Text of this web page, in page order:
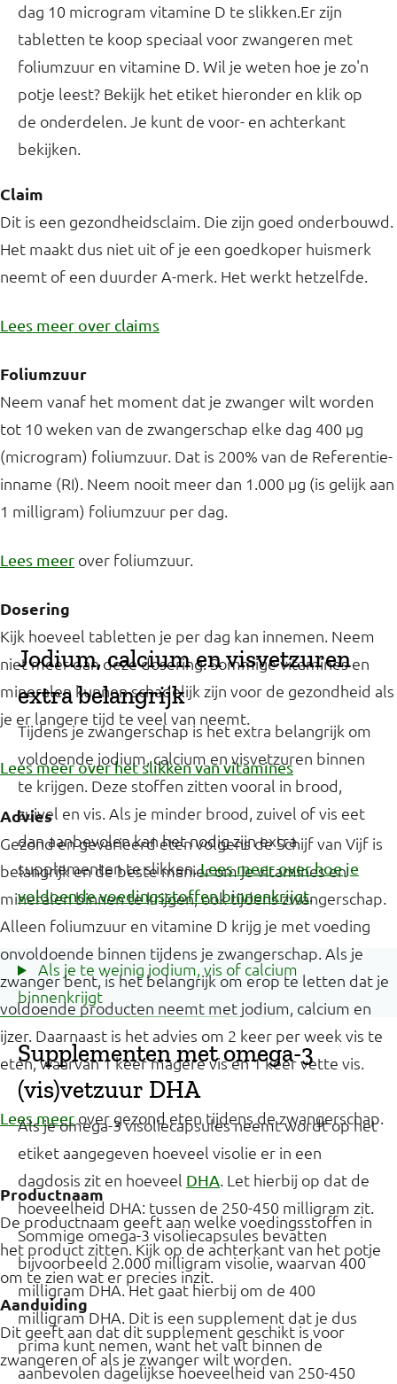
dag 10 microgram vitamine D te slikken.Er zijn
tabletten te koop speciaal voor zwangeren met
foliumzuur en vitamine D. Wil je weten hoe je zo'n
potje leest? Bekijk het etiket hieronder en klik op
de onderdelen. Je kunt de voor- en achterkant
bekijken.
Claim
Dit is een gezondheidsclaim. Die zijn goed onderbouwd.
Het maakt dus niet uit of je een goedkoper huismerk
neemt of een duurder A-merk. Het werkt hetzelfde.
Lees meer over claims
Foliumzuur
Neem vanaf het moment dat je zwanger wilt worden
tot 10 weken van de zwangerschap elke dag 400 µg
(microgram) foliumzuur. Dat is 200% van de Referentie-
inname (RI). Neem nooit meer dan 1.000 µg (is gelijk aan
1 milligram) foliumzuur per dag.
Lees meer over foliumzuur.
Dosering
Kijk hoeveel tabletten je per dag kan innemen. Neem
niet meer dan deze dosering. Sommige vitamines en
mineralen kunnen schadelijk zijn voor de gezondheid als
je er langere tijd te veel van neemt.
Lees meer over het slikken van vitamines
Advies
Gezond en gevarieerd eten volgens de Schijf van Vijf is
belangrijk en de beste manier om je vitamines en
mineralen binnen te krijgen, ook tijdens zwangerschap.
Alleen foliumzuur en vitamine D krijg je met voeding
onvoldoende binnen tijdens je zwangerschap. Als je
zwanger bent, is het belangrijk om erop te letten dat je
voldoende producten neemt met jodium, calcium en
ijzer. Daarnaast is het advies om 2 keer per week vis te
eten, waarvan 1 keer magere vis en 1 keer vette vis.
Lees meer over gezond eten tijdens de zwangerschap.
Productnaam
De productnaam geeft aan welke voedingsstoffen in
het product zitten. Kijk op de achterkant van het potje
om te zien wat er precies inzit.
Aanduiding
Dit geeft aan dat dit supplement geschikt is voor
zwangeren of als je zwanger wilt worden.
Jodium, calcium en visvetzuren
extra belangrijk
Tijdens je zwangerschap is het extra belangrijk om
voldoende jodium, calcium en visvetzuren binnen
te krijgen. Deze stoffen zitten vooral in brood,
zuivel en vis. Als je minder brood, zuivel of vis eet
dan aanbevolen kan het nodig zijn extra
supplementen te slikken.Lees meer over hoe je
voldoende voedingsstoffen binnenkrijgt.
Als je te weinig jodium, vis of calcium
binnenkrijgt
Supplementen met omega-3
(vis)vetzuur DHA
Als je omega-3 visoliecapsules neemt wordt op het
etiket aangegeven hoeveel visolie er in een
dagdosis zit en hoeveel DHA. Let hierbij op dat de
hoeveelheid DHA: tussen de 250-450 milligram zit.
Sommige omega-3 visoliecapsules bevatten
bijvoorbeeld 2.000 milligram visolie, waarvan 400
milligram DHA. Het gaat hierbij om de 400
milligram DHA. Dit is een supplement dat je dus
prima kunt nemen, want het valt binnen de
aanbevolen dagelijkse hoeveelheid van 250-450